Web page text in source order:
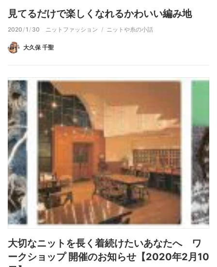
2020 /1 / 30
見てるだけで楽しくなれるかわいい編み地
ニットファッション ニットや糸の小話
大久保 千聖
大切なニットを長く着続けたいあなたへ ワ
ークショップ 開催のお知らせ【2020年2月10